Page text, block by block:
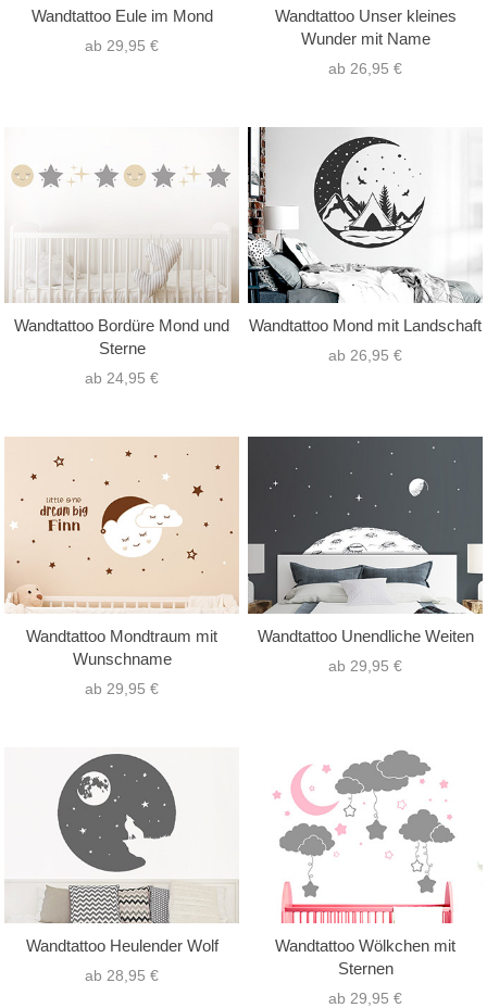
Wandtattoo Eule im Mond
ab 29,95 €
Wandtattoo Unser kleines
Wunder mit Name
ab 26,95 €
Wandtattoo Bordüre Mond und
Sterne
ab 24,95 €
Wandtattoo Mond mit Landschaft
ab 26,95 €
Wandtattoo Mondtraum mit
Wunschname
ab 29,95 €
Wandtattoo Unendliche Weiten
ab 29,95 €
Wandtattoo Heulender Wolf
ab 28,95 €
Wandtattoo Wölkchen mit
Sternen
ab 29,95 €